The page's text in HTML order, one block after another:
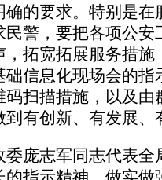
的要求。特别是在
警，要把各项公安
拓宽拓展服务措施
信息化现场会的指
扫描措施，以及由
到有创新、有发展、
志军同志代表全